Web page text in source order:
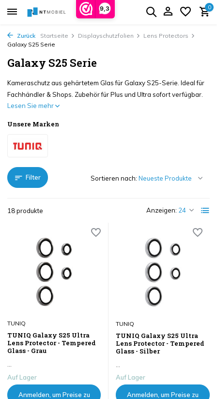
9,3 0
Zurück Startseite Displayschutzfolien
Lens Protectors
Galaxy S25 Serie
Galaxy S25 Serie
Kameraschutz aus gehärtetem Glas für Galaxy S25-Serie. Ideal für
Fachhändler & Shops. Zubehör für Plus und Ultra sofort verfügbar.
Lesen Sie mehr
Unsere Marken
Filter
18 produkte Anzeigen:
Sortieren nach:
TUNIQ
TUNIQ Galaxy S25 Ultra
Lens Protector - Tempered
Glass - Grau
Auf Lager
Anmelden, um Preise zu
TUNIQ
TUNIQ Galaxy S25 Ultra
Lens Protector - Tempered
Glass - Silber
Auf Lager
Anmelden, um Preise zu